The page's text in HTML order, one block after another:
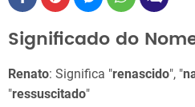
Significado do
Renato: Significa "renascido", "
"ressuscitado"